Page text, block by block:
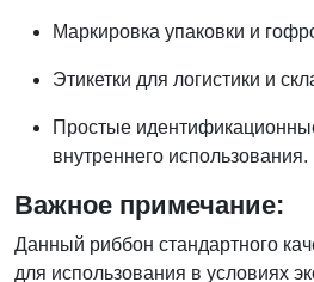
Маркировка упаковки и
Этикетки для логистики и
Простые
внутреннего использования.
Важное примечание:
Данный риббон стандартного
для использования в условиях